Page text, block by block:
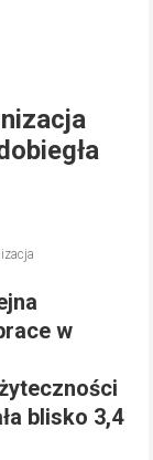
w
blisko 3,4